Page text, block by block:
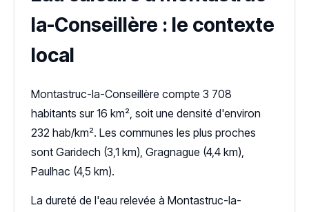
la-Conseillère : le contexte
local
Montastruc-la-Conseillère compte 3 708
habitants sur 16 km², soit une densité d'environ
232 hab/km². Les communes les plus proches
sont Garidech (3,1 km), Gragnague (4,4 km),
Paulhac (4,5 km).
La dureté de l'eau relevée à Montastruc-la-